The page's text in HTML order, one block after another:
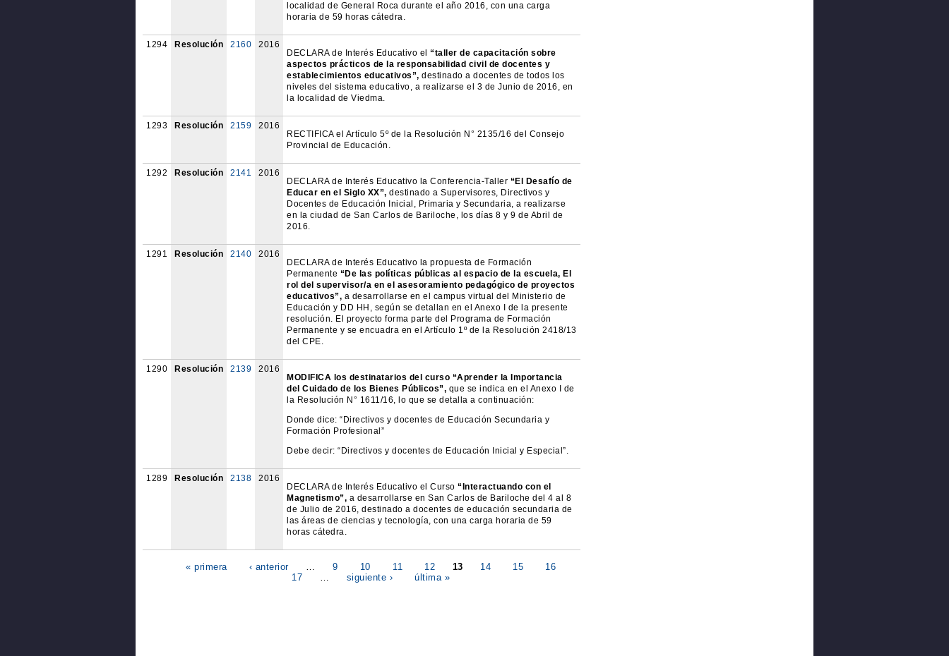
localidad de General Roca durante el año 2016, con una carga
horaria de 59 horas cátedra.
1294 Resolución 2160
2016
DECLARA de Interés Educativo el “taller de capacitación sobre
aspectos prácticos de la responsabilidad civil de docentes y
establecimientos educativos”, destinado a docentes de todos los
niveles del sistema educativo, a realizarse el 3 de Junio de 2016, en
la localidad de Viedma.
1293 Resolución 2159
2016
RECTIFICA el Artículo 5º de la Resolución N° 2135/16 del Consejo
Provincial de Educación.
1292 Resolución 2141
2016
DECLARA de Interés Educativo la Conferencia-Taller “El Desafío de
Educar en el Siglo XX”, destinado a Supervisores, Directivos y
Docentes de Educación Inicial, Primaria y Secundaria, a realizarse
en la ciudad de San Carlos de Bariloche, los días 8 y 9 de Abril de
2016.
1291 Resolución 2140
2016
DECLARA de Interés Educativo la propuesta de Formación
Permanente “De las políticas públicas al espacio de la escuela, El
rol del supervisor/a en el asesoramiento pedagógico de proyectos
educativos”, a desarrollarse en el campus virtual del Ministerio de
Educación y DD HH, según se detallan en el Anexo I de la presente
resolución. El proyecto forma parte del Programa de Formación
Permanente y se encuadra en el Artículo 1º de la Resolución 2418/13
del CPE.
1290 Resolución 2139
2016
MODIFICA los destinatarios del curso “Aprender la Importancia
del Cuidado de los Bienes Públicos”, que se indica en el Anexo I de
la Resolución N° 1611/16, lo que se detalla a continuación:
Donde dice: “Directivos y docentes de Educación Secundaria y
Formación Profesional”
Debe decir: “Directivos y docentes de Educación Inicial y Especial”.
1289 Resolución 2138
2016
DECLARA de Interés Educativo el Curso “Interactuando con el
Magnetismo”, a desarrollarse en San Carlos de Bariloche del 4 al 8
de Julio de 2016, destinado a docentes de educación secundaria de
las áreas de ciencias y tecnología, con una carga horaria de 59
horas cátedra.
« primera ‹ anterior … 9 10 11 12 13 14 15
16
17
… siguiente › última »